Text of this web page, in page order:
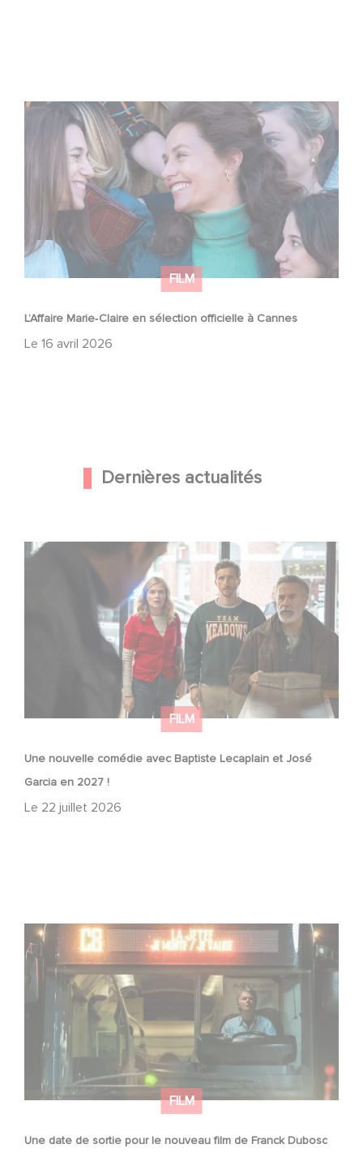
FILM
L’Affaire Marie‑Claire en sélection officielle à Cannes
Le 16 avril 2026
L’Affaire Marie‑Claire en sélection officielle à Cannes
Dernières actualités
FILM
Une nouvelle comédie avec Baptiste Lecaplain et José
Garcia en 2027 !
Le 22 juillet 2026
Une nouvelle comédie avec Baptiste Lecaplain et José
Garcia en 2027 !
FILM
Une date de sortie pour le nouveau film de Franck Dubosc
Une date de sortie pour le nouveau film de Franck
Dubosc